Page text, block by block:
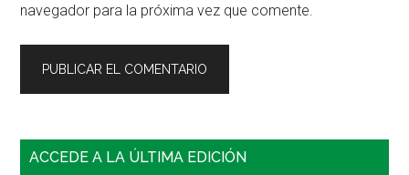
navegador para la próxima vez que comente.
Barra
ACCEDE A LA ÚLTIMA EDICIÓN